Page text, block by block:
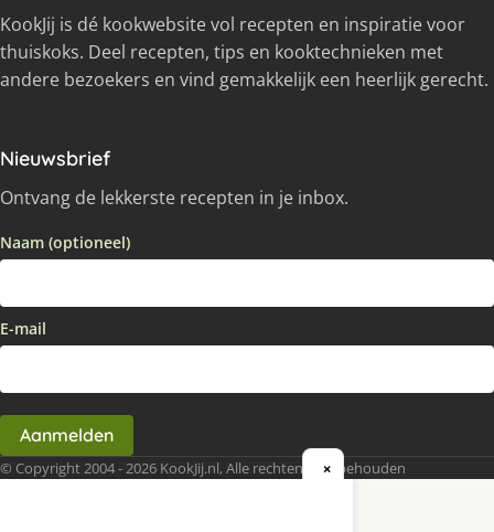
KookJij is dé kookwebsite vol recepten en inspiratie voor
thuiskoks. Deel recepten, tips en kooktechnieken met
andere bezoekers en vind gemakkelijk een heerlijk gerecht.
Nieuwsbrief
Ontvang de lekkerste recepten in je inbox.
Naam (optioneel)
E-mail
Aanmelden
© Copyright 2004 - 2026 KookJij.nl, Alle rechten voorbehouden
×